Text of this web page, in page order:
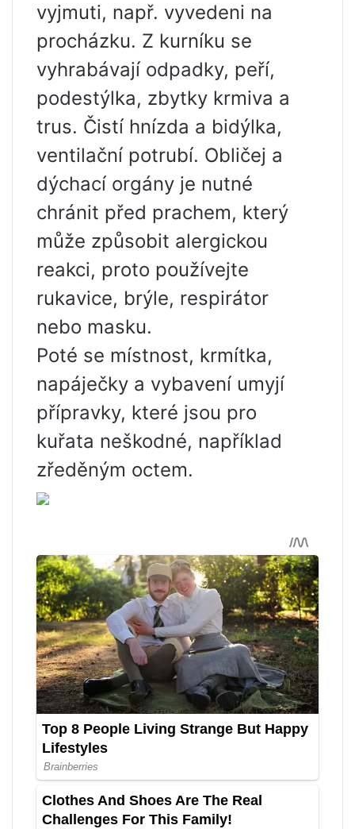
vyjmuti, např. vyvedeni na
procházku. Z kurníku se
vyhrabávají odpadky, peří,
podestýlka, zbytky krmiva a
trus. Čistí hnízda a bidýlka,
ventilační potrubí. Obličej a
dýchací orgány je nutné
chránit před prachem, který
může způsobit alergickou
reakci, proto používejte
rukavice, brýle, respirátor
nebo masku.
Poté se místnost, krmítka,
napáječky a vybavení umyjí
přípravky, které jsou pro
kuřata neškodné, například
zředěným octem.